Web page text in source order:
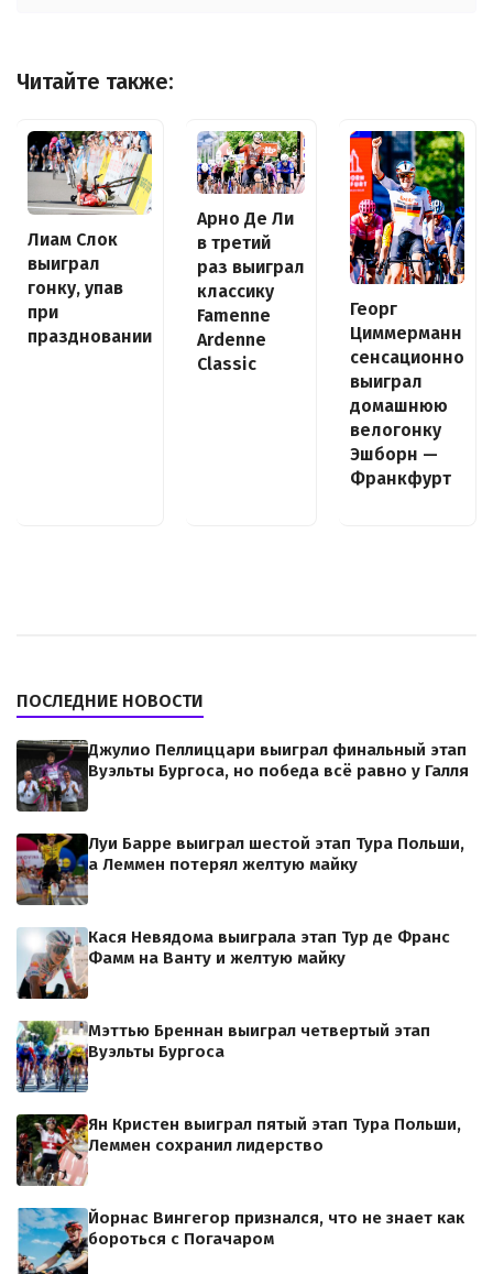
Читайте также:
Лиам Слок
выиграл
гонку, упав
при
праздновании
Арно Де Ли
в третий
раз выиграл
классику
Famenne
Ardenne
Classic
Георг
Циммерманн
сенсационно
выиграл
домашнюю
велогонку
Эшборн —
Франкфурт
ПОСЛЕДНИЕ НОВОСТИ
Джулио Пеллиццари выиграл финальный этап
Вуэльты Бургоса, но победа всё равно у Галля
Луи Барре выиграл шестой этап Тура Польши,
а Леммен потерял желтую майку
Кася Невядома выиграла этап Тур де Франс
Фамм на Ванту и желтую майку
Мэттью Бреннан выиграл четвертый этап
Вуэльты Бургоса
Ян Кристен выиграл пятый этап Тура Польши,
Леммен сохранил лидерство
Йорнас Вингегор признался, что не знает как
бороться с Погачаром